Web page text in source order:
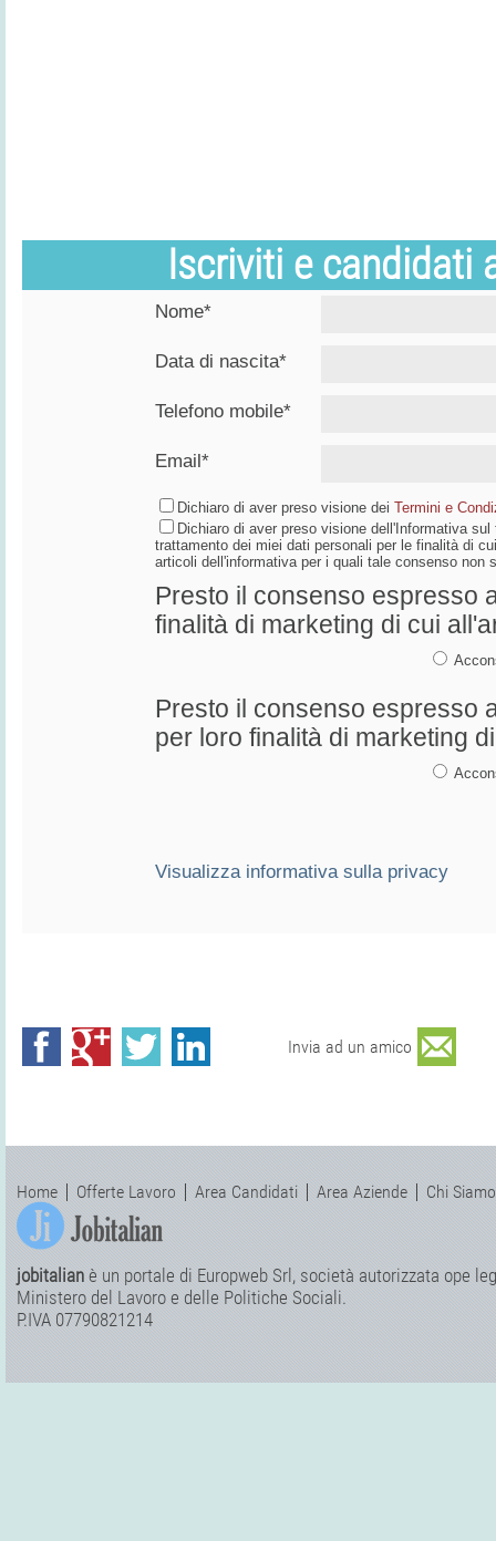
Iscriviti e candidati
Nome*
Data di nascita*
Telefono mobile*
Email*
Dichiaro di aver preso visione dei Termini e
Dichiaro di aver preso visione dell'Informativa
trattamento dei miei dati personali per le finalità di
articoli dell'informativa per i quali tale consenso non
Presto il consenso espresso
finalità di marketing di cui
Presto il consenso espresso
per loro finalità di marketing
Visualizza informativa sulla privacy
Invia ad un amico
Home Offerte Lavoro Area Candidati Area Aziende Chi Siamo
jobitalian è un portale di Europweb Srl, società autorizzata ope
Ministero del Lavoro e delle Politiche Sociali.
P.IVA 07790821214